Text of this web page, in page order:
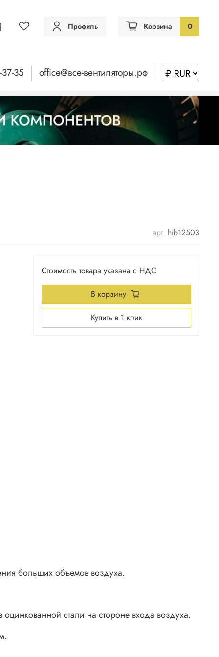
Профиль Корзина 0
35 office@все-вентиляторы.рф
арт. hib12503
Стоимость товара указана с НДС
В корзину
Купить в 1 клик
больших объемов воздуха.
стали на стороне входа воздуха.